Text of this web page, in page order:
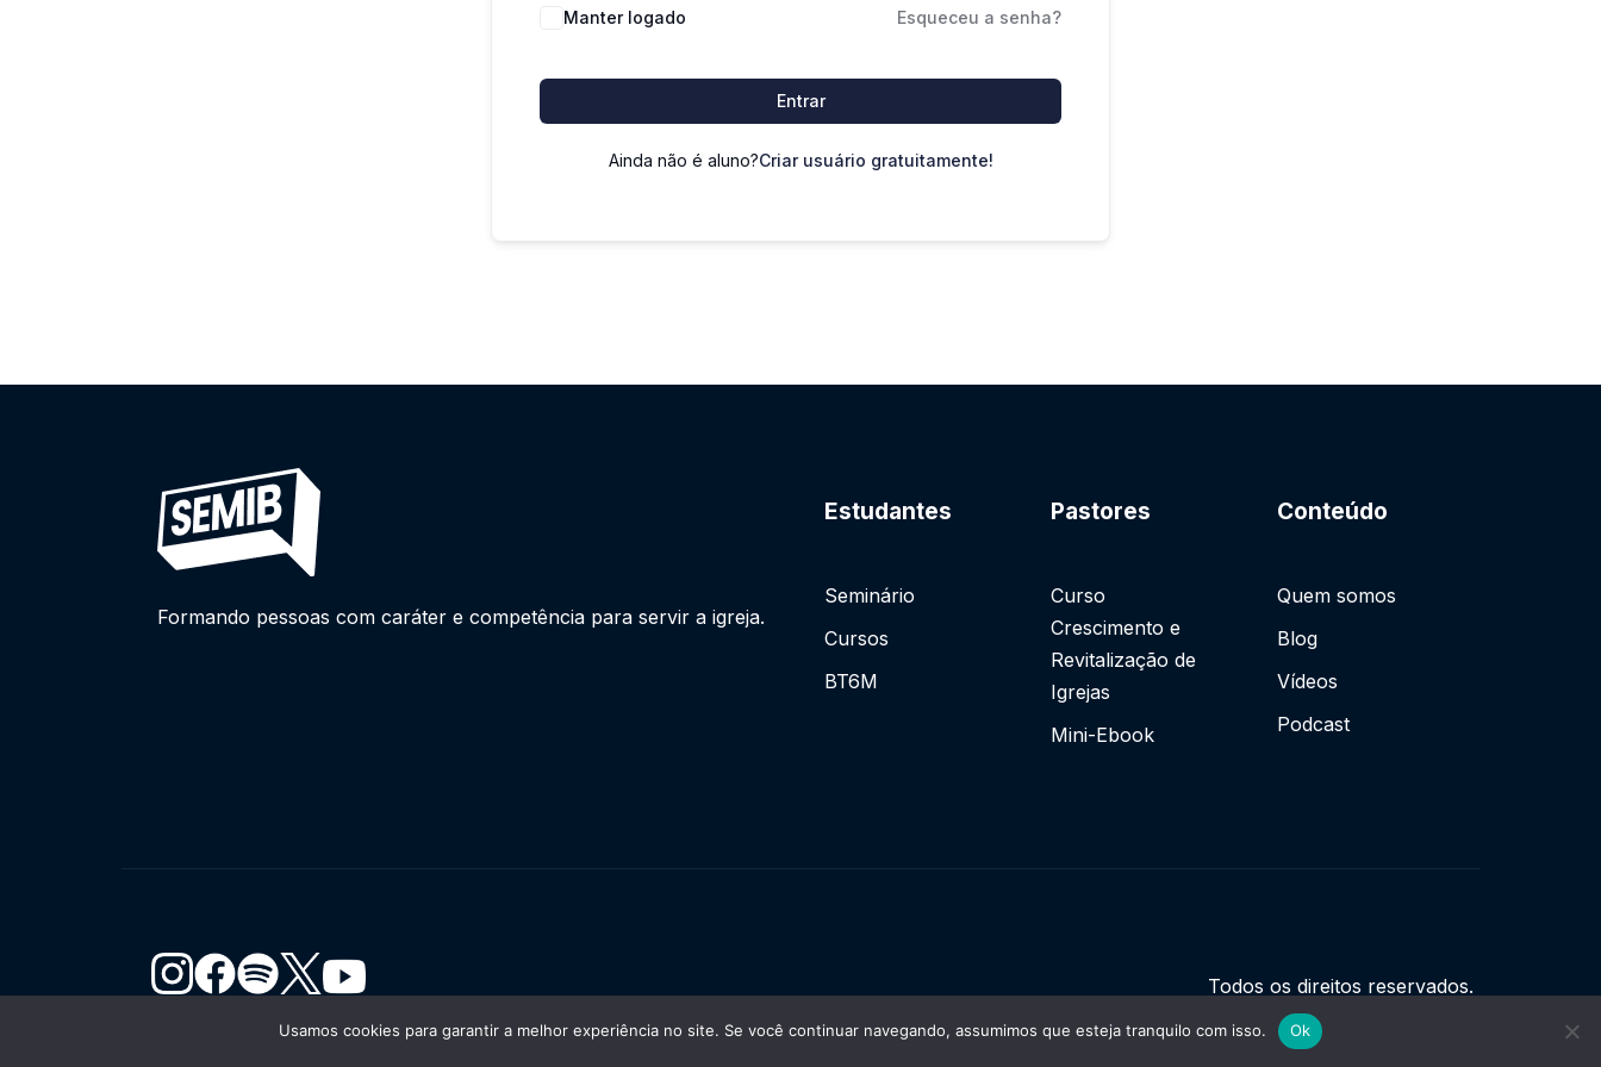
Manter logado Esqueceu a senha?
Entrar
Ainda não é aluno?Criar usuário gratuitamente!
Formando pessoas com caráter e competência para servir a igreja.
Estudantes
Seminário
Cursos
BT6M
Pastores
Curso
Crescimento e
Revitalização de
Igrejas
Mini-Ebook
Conteúdo
Quem somos
Blog
Vídeos
Podcast
Todos os direitos reservados.
Usamos cookies para garantir a melhor experiência no site. Se você continuar navegando, assumimos que esteja tranquilo com isso. Ok